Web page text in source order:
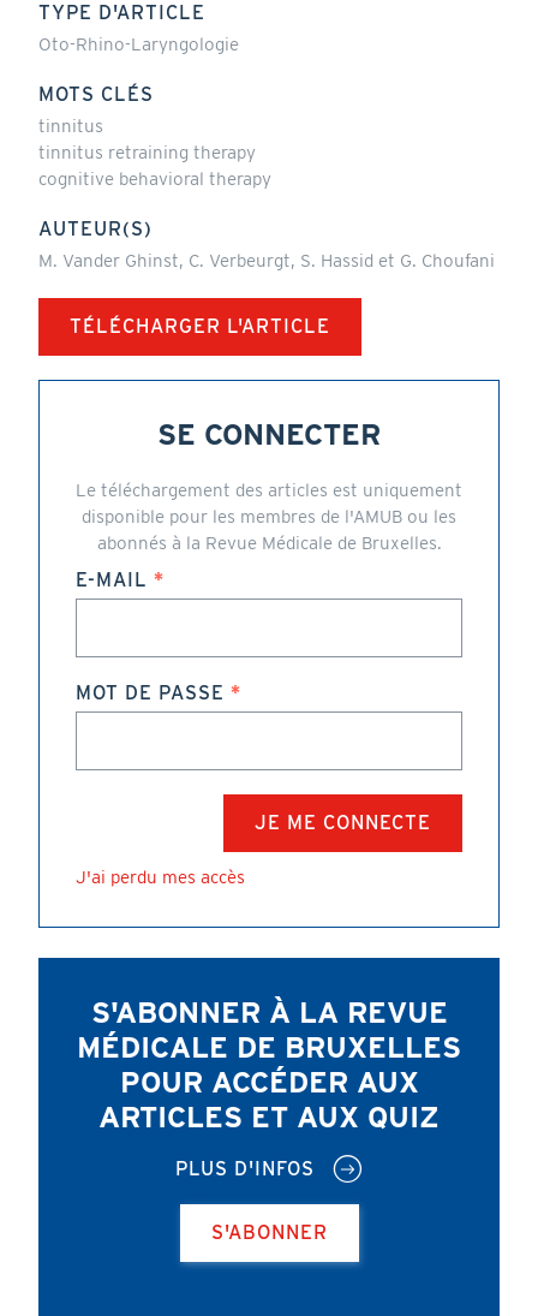
TYPE D'ARTICLE
Oto-Rhino-Laryngologie
MOTS CLÉS
tinnitus
tinnitus retraining therapy
cognitive behavioral therapy
AUTEUR(S)
M. Vander Ghinst, C. Verbeurgt, S. Hassid et G. Choufani
TÉLÉCHARGER L'ARTICLE
SE CONNECTER
Le téléchargement des articles est uniquement
disponible pour les membres de l'AMUB ou les
abonnés à la Revue Médicale de Bruxelles.
E-MAIL
MOT DE PASSE
J'ai perdu mes accès
S'ABONNER À LA REVUE
MÉDICALE DE BRUXELLES
POUR ACCÉDER AUX
ARTICLES ET AUX QUIZ
PLUS D'INFOS
S'ABONNER